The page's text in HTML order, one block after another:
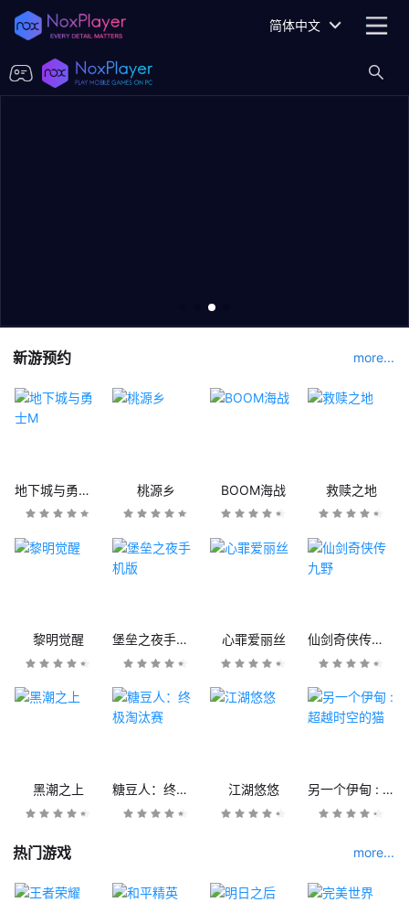
简体中文
新游预约 more...
地下城与勇士M 桃源乡 BOOM海战 救赎之地
黎明觉醒 堡垒之夜手机版 心罪爱丽丝 仙剑奇侠传九野
黑潮之上 糖豆人：终极淘汰赛 江湖悠悠 另一个伊甸 : 超越时空的猫
热门游戏 more...